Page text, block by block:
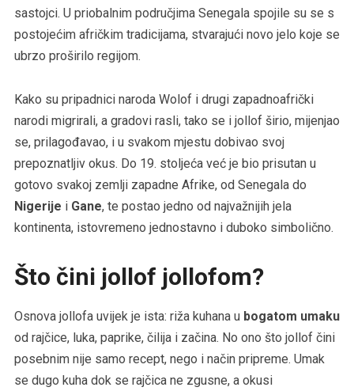
sastojci. U priobalnim područjima Senegala spojile su se s
postojećim afričkim tradicijama, stvarajući novo jelo koje se
ubrzo proširilo regijom.
Kako su pripadnici naroda Wolof i drugi zapadnoafrički
narodi migrirali, a gradovi rasli, tako se i jollof širio, mijenjao
se, prilagođavao, i u svakom mjestu dobivao svoj
prepoznatljiv okus. Do 19. stoljeća već je bio prisutan u
gotovo svakoj zemlji zapadne Afrike, od Senegala do
Nigerije i Gane, te postao jedno od najvažnijih jela
kontinenta, istovremeno jednostavno i duboko simbolično.
Što čini jollof jollofom?
Osnova jollofa uvijek je ista: riža kuhana u bogatom umaku
od rajčice, luka, paprike, čilija i začina. No ono što jollof čini
posebnim nije samo recept, nego i način pripreme. Umak
se dugo kuha dok se rajčica ne zgusne, a okusi